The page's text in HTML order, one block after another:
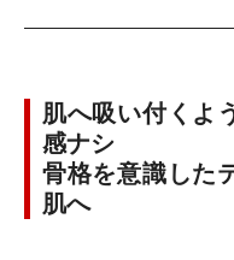
肌へ吸い付くよ
感ナシ
骨格を意識した
肌へ